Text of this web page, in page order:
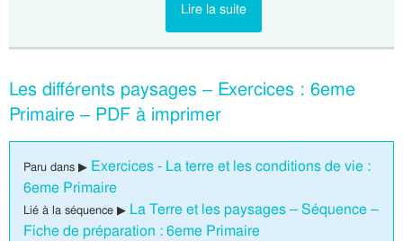
Lire la suite
Les différents paysages – Exercices : 6eme
Primaire – PDF à imprimer
Paru dans ▶ Exercices - La terre et les conditions de vie :
6eme Primaire
Lié à la séquence ▶ La Terre et les paysages – Séquence –
Fiche de préparation : 6eme Primaire